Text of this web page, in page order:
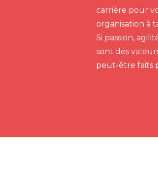
carrière pour
organisation à
Si passion,
sont des
peut-être faits